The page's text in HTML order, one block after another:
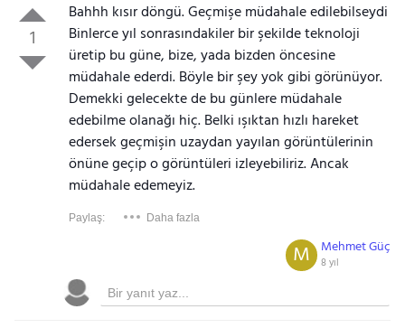
1
Bahhh kısır döngü. Geçmişe müdahale edilebilseydi
Binlerce yıl sonrasındakiler bir şekilde teknoloji
üretip bu güne, bize, yada bizden öncesine
müdahale ederdi. Böyle bir şey yok gibi görünüyor.
Demekki gelecekte de bu günlere müdahale
edebilme olanağı hiç. Belki ışıktan hızlı hareket
edersek geçmişin uzaydan yayılan görüntülerinin
önüne geçip o görüntüleri izleyebiliriz. Ancak
müdahale edemeyiz.
Paylaş: Daha fazla
Mehmet Güç
8 yıl
M